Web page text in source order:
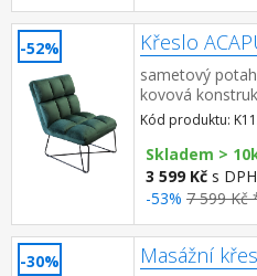
-52% Křeslo
sametový
kovová
výška sedu 46
Kód produktu:
Skladem >
3 599 Kč s DPH
-53% 7 599 Kč
-30% Masážní